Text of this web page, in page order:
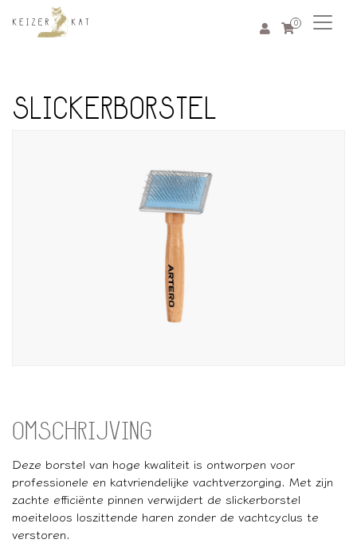
0
SLICKERBORSTEL
OMSCHRIJVING
Deze borstel van hoge kwaliteit is ontworpen voor
professionele en katvriendelijke vachtverzorging. Met zijn
zachte efficiënte pinnen verwijdert de slickerborstel
moeiteloos loszittende haren zonder de vachtcyclus te
verstoren.